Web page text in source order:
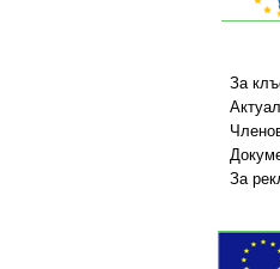
За
За